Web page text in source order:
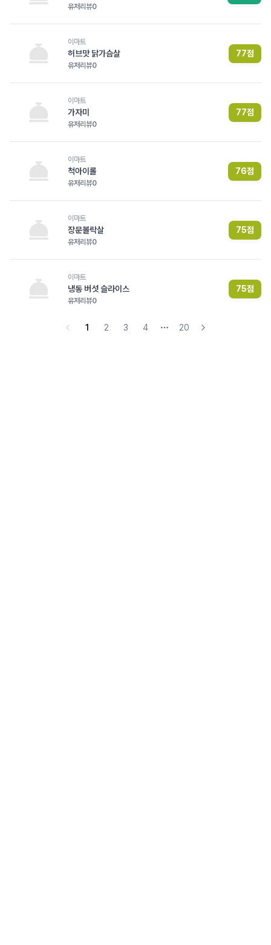
유저리뷰0
이마트
허브맛 닭가슴살
유저리뷰0
77점
이마트
가자미
유저리뷰0
77점
이마트
척아이롤
유저리뷰0
76점
이마트
장문볼락살
유저리뷰0
75점
이마트
냉동 버섯 슬라이스
유저리뷰0
75점
1 2 3 4
More pages
20